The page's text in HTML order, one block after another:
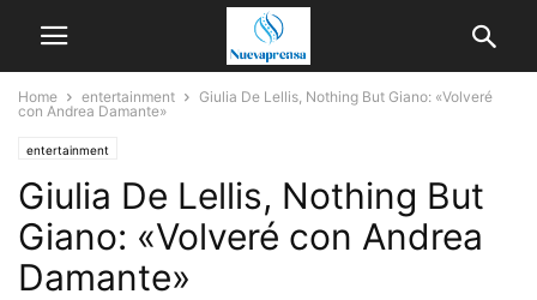
Home entertainment
Giulia De Lellis, Nothing But Giano: «Volveré
con Andrea Damante»
entertainment
Giulia De Lellis, Nothing But
Giano: «Volveré con Andrea
Damante»